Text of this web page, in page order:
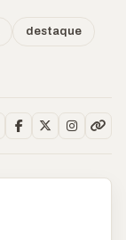
destaque